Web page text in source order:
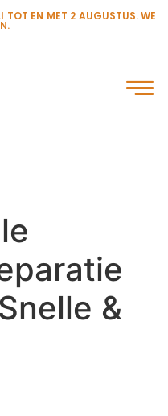
TOT EN MET 2 AUGUSTUS. WE
&